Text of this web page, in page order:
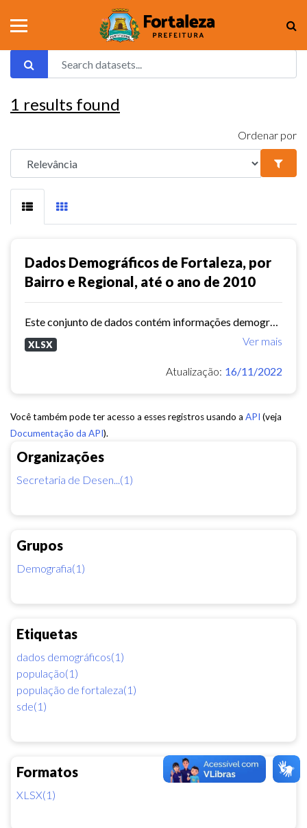
Organizações
Secretaria de Desen...(1)
Grupos
Demografia(1)
Etiquetas
dados demográficos(1)
população(1)
população de fortaleza(1)
sde(1)
Formatos
XLSX(1)
1 results found
Ordenar por
Dados Demográficos de Fortaleza, por
Bairro e Regional, até o ano de 2010
Ver mais
XLSX
Atualização: 16/11/2022
Você também pode ter acesso a esses registros usando a API (veja
Documentação da API).